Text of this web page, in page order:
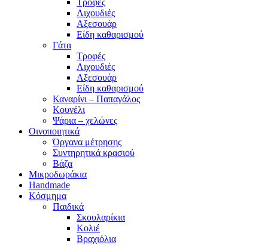
Τροφές
Λιχουδιές
Αξεσουάρ
Είδη καθαρισμού
Γάτα
Τροφές
Λιχουδιές
Αξεσουάρ
Είδη καθαρισμού
Καναρίνι – Παπαγάλος
Κουνέλι
Ψάρια – χελώνες
Οινοποιητικά
Όργανα μέτρησης
Συντηρητικά κρασιού
Βάζα
Μικροδωράκια
Handmade
Κόσμημα
Παιδικά
Σκουλαρίκια
Κολιέ
Βραχιόλια